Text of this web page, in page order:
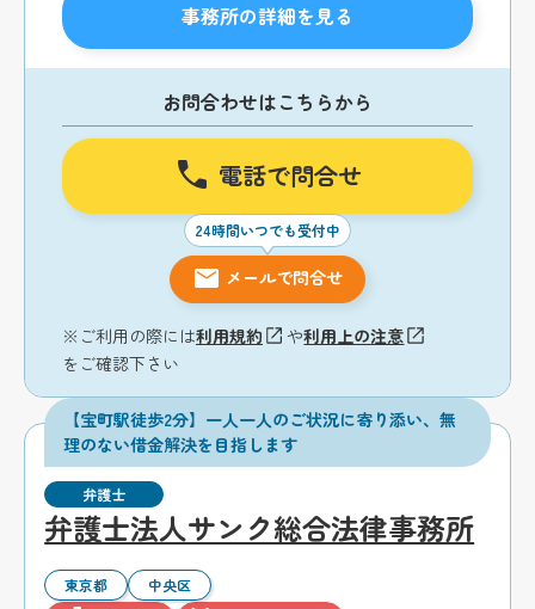
事務所の詳細を見る
お問合わせはこちらから
電話で問合せ
24時間いつでも受付中
メールで問合せ
※ご利用の際には利用規約 や利用上の注意
をご確認下さい
【宝町駅徒歩2分】一人一人のご状況に寄り添い、無
理のない借金解決を目指します
弁護士
弁護士法人サンク総合法律事務所
東京都 中央区